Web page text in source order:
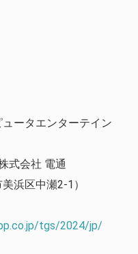
ータエンターテイン
会社 電通
区中瀬2-1）
tgs/2024/jp/